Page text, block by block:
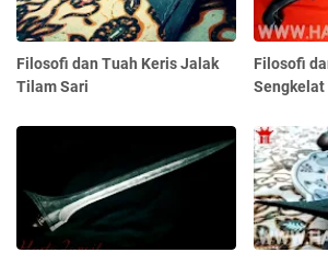
Filosofi dan Tuah Keris Jalak
Tilam Sari
Filosofi
Sengkelat